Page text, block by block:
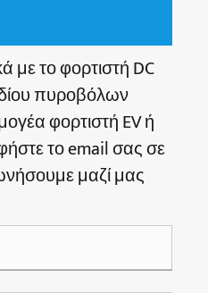
με το φορτιστή DC
πυροβόλων
φορτιστή EV ή
το email σας σε
μαζί μας